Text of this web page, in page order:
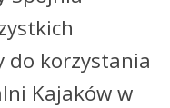
do korzystania
Kajaków w